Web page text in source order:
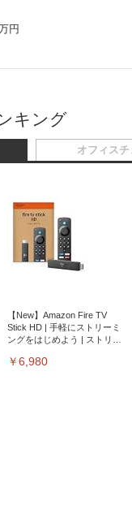
円
キング
【New】Amazon Fire TV
Stick HD | 手軽にストリーミ
ングをはじめよう | ストリー
￥6,980
オフィスチ